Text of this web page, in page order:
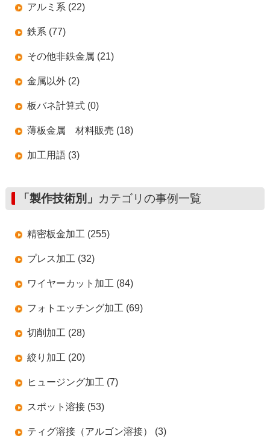
アルミ系 (22)
鉄系 (77)
その他非鉄金属 (21)
金属以外 (2)
板バネ計算式 (0)
薄板金属 材料販売 (18)
加工用語 (3)
「製作技術別」 カテゴリの事例一覧
精密板金加工 (255)
プレス加工 (32)
ワイヤーカット加工 (84)
フォトエッチング加工 (69)
切削加工 (28)
絞り加工 (20)
ヒュージング加工 (7)
スポット溶接 (53)
ティグ溶接（アルゴン溶接） (3)